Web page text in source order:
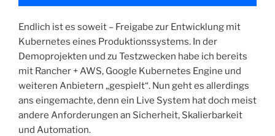
Endlich ist es soweit – Freigabe zur Entwicklung mit
Kubernetes eines Produktionssystems. In der
Demoprojekten und zu Testzwecken habe ich bereits
mit Rancher + AWS, Google Kubernetes Engine und
weiteren Anbietern „gespielt“. Nun geht es allerdings
ans eingemachte, denn ein Live System hat doch meist
andere Anforderungen an Sicherheit, Skalierbarkeit
und Automation.